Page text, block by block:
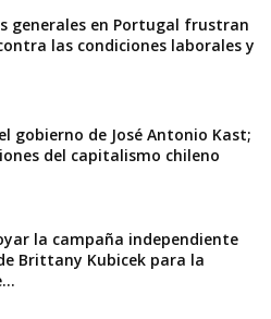
generales en Portugal frustran
las condiciones laborales y
gobierno de José Antonio Kast;
del capitalismo chileno
la campaña independiente
Brittany Kubicek para la